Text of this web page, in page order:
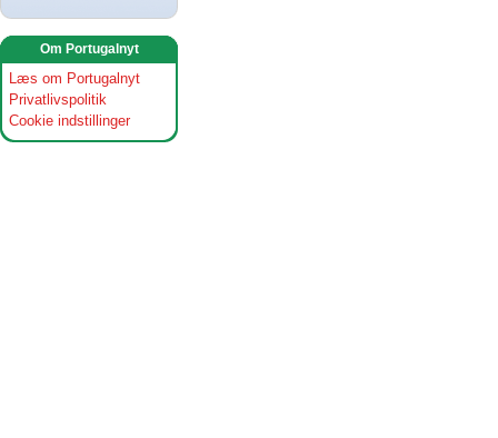
Om Portugalnyt
Læs om Portugalnyt
Privatlivspolitik
Cookie indstillinger